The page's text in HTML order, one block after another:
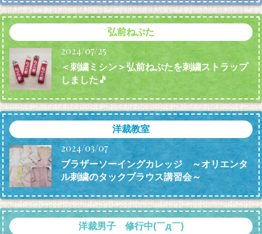
弘前ねぷた
2024/07/25
＜刺繍ミシン＞弘前ねぷたを刺繍ストラップ
しました🎵
洋裁教室
2024/03/07
ブラザーソーイングカレッジ ～オリエンタ
ル刺繍のタックブラウス講習会～
洋裁男子 修行中(￣д￣)